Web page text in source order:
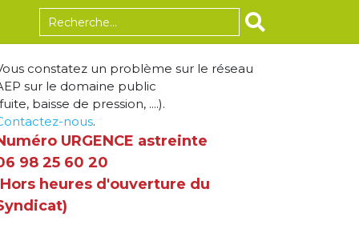
Rechercher
constatez un problème sur le réseau
sur le domaine public
baisse de pression, ....).
nous.
URGENCE astreinte
98 25 60 20
heures d'ouverture du